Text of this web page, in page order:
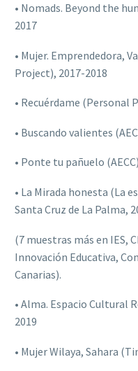
• Nomads. Beyond the
2017
• Mujer. Emprendedora,
Project), 2017-2018
• Recuérdame (Personal
• Buscando valientes
• Ponte tu pañuelo
• La Mirada honesta (La
Santa Cruz de La Palma,
(7 muestras más en IES,
Innovación Educativa,
Canarias).
• Alma. Espacio Cultural
2019
• Mujer Wilaya, Sahara